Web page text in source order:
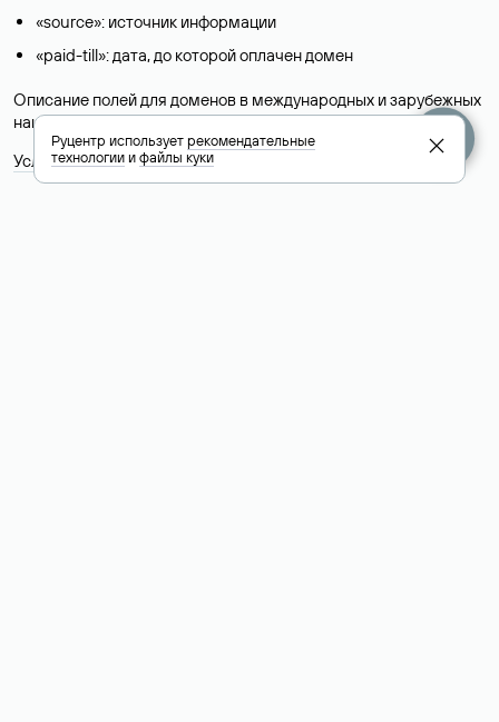
«source»: источник информации
«paid-till»: дата, до которой оплачен домен
Описание полей для доменов в международных и зарубежных
национальных доменах представлены в разделе «Помощь».
Условия использования Whois-сервиса
Руцентр используетрекомендательные
технологииифайлы куки